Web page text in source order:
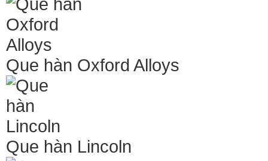
Que hàn Oxford Alloys
Que hàn Lincoln